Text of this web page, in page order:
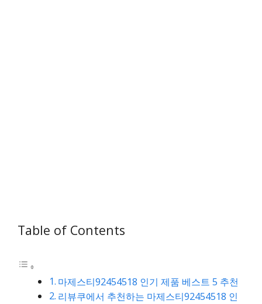
Table of Contents
마제스티92454518 인기 제품 베스트 5 추천
리뷰쿠에서 추천하는 마제스티92454518 인